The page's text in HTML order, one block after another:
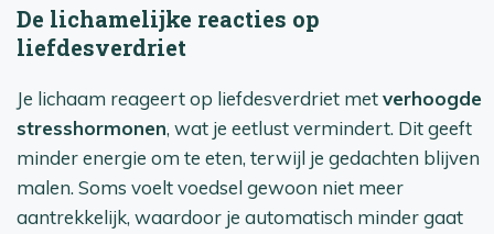
De lichamelijke reacties op
liefdesverdriet
Je lichaam reageert op liefdesverdriet metverhoogde
stresshormonen, wat je eetlust vermindert. Dit geeft
minder energie om te eten, terwijl je gedachten blijven
malen. Soms voelt voedsel gewoon niet meer
aantrekkelijk, waardoor je automatisch minder gaat